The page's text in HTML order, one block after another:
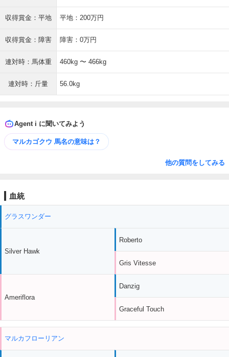
収得賞金：平地 平地：200万円
収得賞金：障害 障害：0万円
連対時：馬体重 460kg 〜 466kg
連対時：斤量 56.0kg
Agent i に聞いてみよう
マルカゴクウ 馬名の意味は？
他の質問をしてみる
血統
グラスワンダー
Silver Hawk
Ameriflora
Roberto
Gris Vitesse
Danzig
Graceful Touch
マルカフローリアン